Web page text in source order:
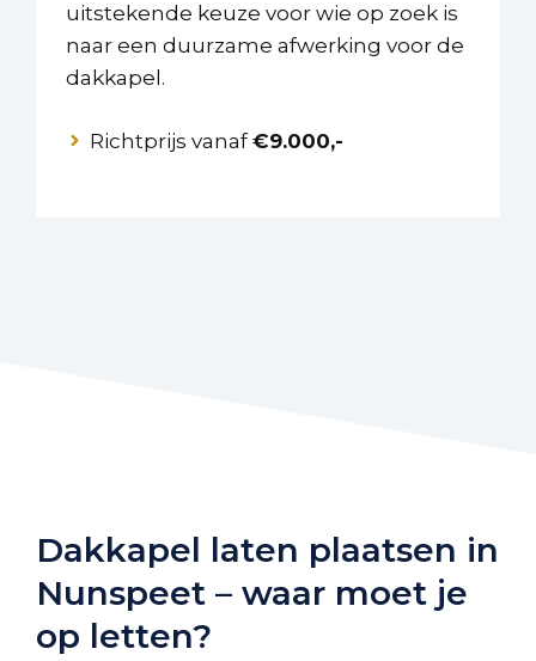
uitstekende keuze voor wie op zoek is
naar een duurzame afwerking voor de
dakkapel.
Richtprijs vanaf€9.000,-
Dakkapel laten plaatsen in
Nunspeet – waar moet je
op letten?